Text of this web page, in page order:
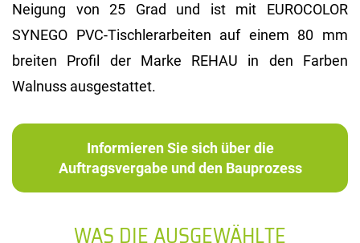
Neigung von 25 Grad und ist mit EUROCOLOR
SYNEGO PVC-Tischlerarbeiten auf einem 80 mm
breiten Profil der Marke REHAU in den Farben
Walnuss ausgestattet.
Informieren Sie sich über die
Auftragsvergabe und den Bauprozess
WAS DIE AUSGEWÄHLTE